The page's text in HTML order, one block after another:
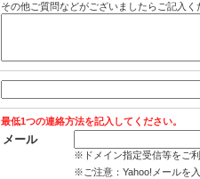
その他ご質問などがございましたらご記入く
最低1つの連絡方法を記入してください。
メール
※ドメイン指定受信等をご
※ご注意：Yahoo!メールを